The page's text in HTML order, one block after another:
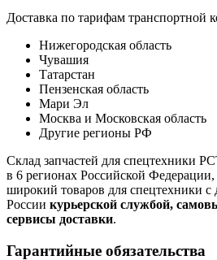
Доставка по тарифам транспортной
Нижегородская область
Чувашия
Татарстан
Пензенская область
Мари Эл
Москва и Московская область
Другие регионы РФ
Склад запчастей для спецтехники
в 6 регионах Российской Федерации,
широкий товаров для спецтехники с
России курьерской службой,
сервисы доставки.
Гарантийные обязательства